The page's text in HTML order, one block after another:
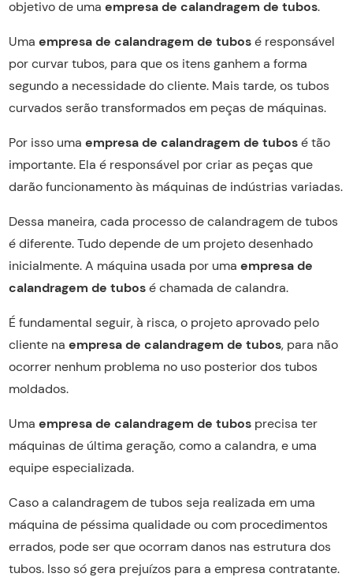
objetivo de uma empresa de calandragem de tubos.
Uma empresa de calandragem de tubosé responsável
por curvar tubos, para que os itens ganhem a forma
segundo a necessidade do cliente. Mais tarde, os tubos
curvados serão transformados em peças de máquinas.
Por isso uma empresa de calandragem de tubosé tão
importante. Ela é responsável por criar as peças que
darão funcionamento às máquinas de indústrias variadas.
Dessa maneira, cada processo de calandragem de tubos
é diferente. Tudo depende de um projeto desenhado
inicialmente. A máquina usada por uma empresa de
calandragem de tubosé chamada de calandra.
É fundamental seguir, à risca, o projeto aprovado pelo
cliente na empresa de calandragem de tubos, para não
ocorrer nenhum problema no uso posterior dos tubos
moldados.
Uma empresa de calandragem de tubosprecisa ter
máquinas de última geração, como a calandra, e uma
equipe especializada.
Caso a calandragem de tubos seja realizada em uma
máquina de péssima qualidade ou com procedimentos
errados, pode ser que ocorram danos nas estrutura dos
tubos. Isso só gera prejuízos para a empresa contratante.